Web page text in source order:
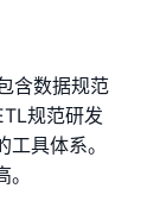
含数据规范
规范研发
具体系。